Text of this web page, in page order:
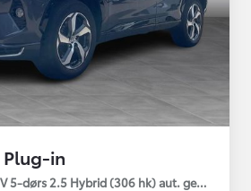
Plug-in
5-dørs 2.5 Hybrid (306 hk) aut. gear